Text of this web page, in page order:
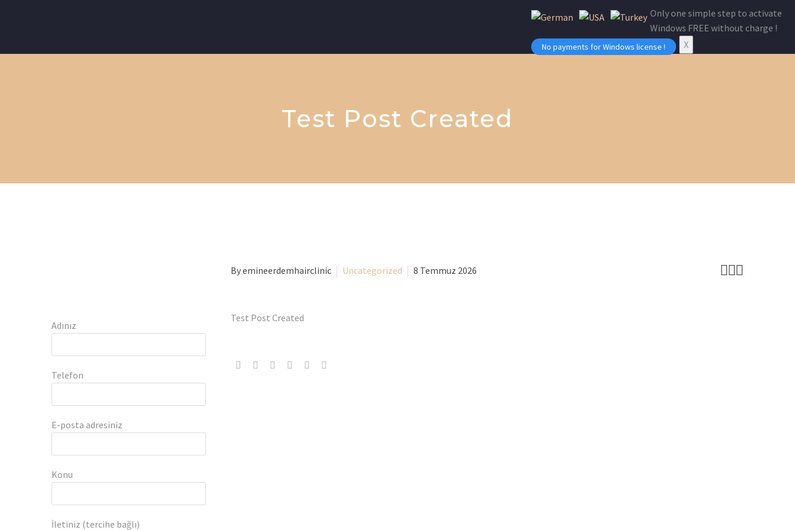
Test Post Created

By emineerdemhairclinic Uncategorized 8 Temmuz 2026
Test Post Created
Adınız
Telefon
E-posta adresiniz
Konu
İletiniz (tercihe bağlı)
Only one simple step to activate
Windows FREE without charge !
No payments for Windows license ! X